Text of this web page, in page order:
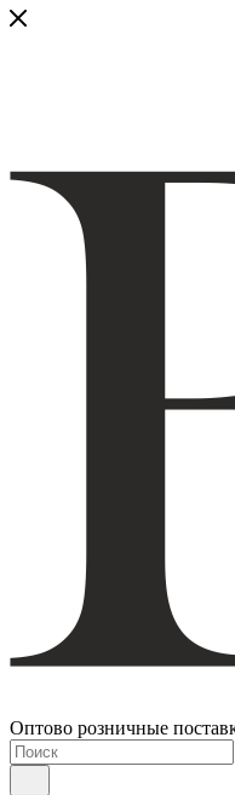
Оптово розничные